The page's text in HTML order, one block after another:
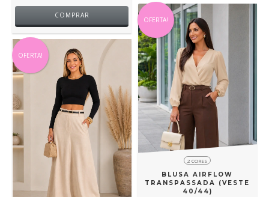
COMPRAR
OFERTA!
OFERTA!
2 CORES
BLUSA AIRFLOW
TRANSPASSADA (VESTE
40/44)